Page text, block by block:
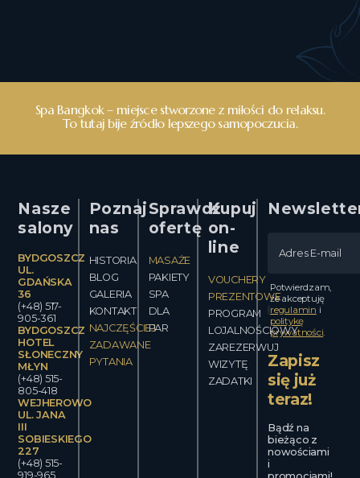
Spa Bangkok – miejsce stworzone z miłości do relaksu.
To tutaj bije źródło lepszego samopoczucia.
Nasze
salony
BYDGOSZCZ
UL.
GDAŃSKA
36
(+48) 517-
905-361
BYDGOSZCZ
HOTEL
SŁONECZNY
MŁYN
(+48) 515-
805-418
WEJHEROWO
UL. JANA
III
SOBIESKIEGO
227
(+48) 515-
919-965
Poznaj
nas
HISTORIA
BLOG
GALERIA
KONTAKT
NAJCZĘŚCIEJ
ZADAWANE
PYTANIA
Sprawdź
ofertę
MASAŻE
PAKIETY
SPA
DLA
PAR
Kupuj
on-
line
VOUCHERY
PREZENTOWE
PROGRAM
LOJALNOŚCIOWY
ZAREZERWUJ
WIZYTĘ
ZADATKI
Potwierdzam,
że akceptuję
regulamin i
politykę
prywatności.
Zapisz
się już
teraz!
Bądź na
bieżąco z
nowościami
i